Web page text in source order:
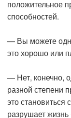
положительное
способностей.
— Вы можете
это хорошо или
— Нет, конечно,
разной степени
это становиться
разрушает жизнь